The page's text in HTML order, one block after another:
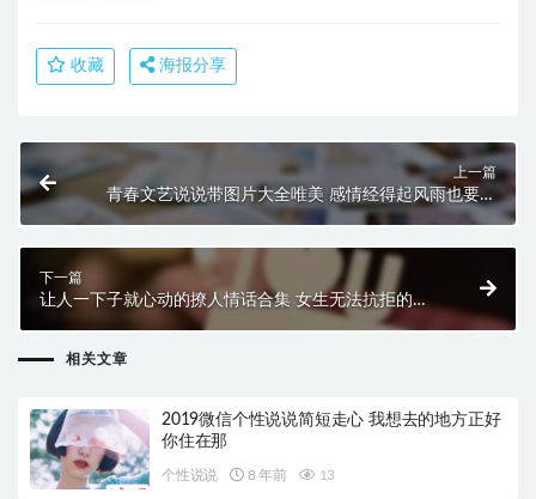
收藏 海报分享
上一篇
青春文艺说说带图片大全唯美 感情经得起风雨也要经
得起平凡
下一篇
让人一下子就心动的撩人情话合集 女生无法抗拒的撩
相关文章
2019微信个性说说简短走心 我想去的地方正好
你住在那
个性说说 8 年前 13